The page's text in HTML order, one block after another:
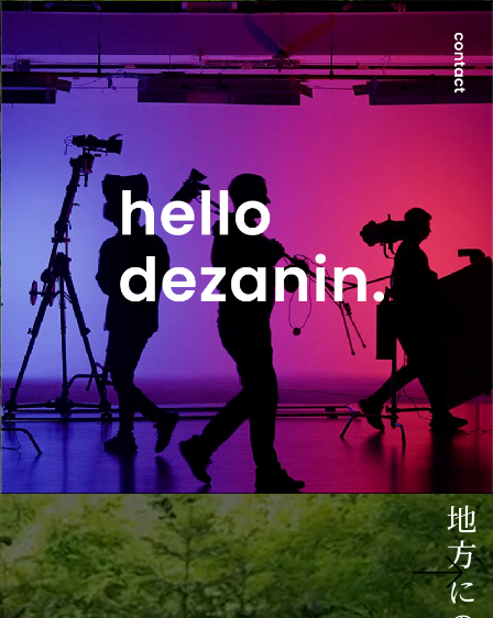
世界が求める本質は、地方にのみ宿る。
相談からのスタートでも構いません。
未来に向けて顕在化しましょう。
ご相談はこちら